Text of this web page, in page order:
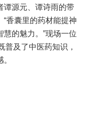
谭源元、谭诗雨的带
香囊里的药材能提神
的魅力。”现场一位
普及了中医药知识，